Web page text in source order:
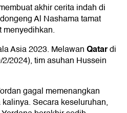
akhir cerita indah di
Al Nashama tamat
Asia 2023. MelawanQatardi
2024), tim asuhan Hussein
gagal memenangkan
Secara keseluruhan,